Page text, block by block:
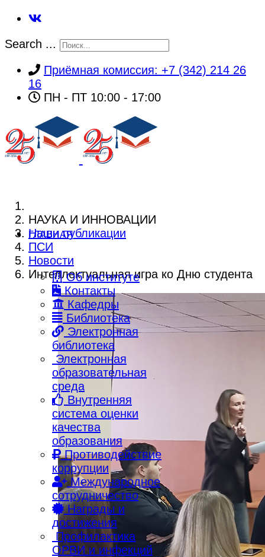
Search ...
Приёмная комиссия: +7 (342) 214 26
16
ПН - ПТ 10:00 - 17:00
ГЛАВНАЯ
Об институте
Контакты
Кафедры
Библиотека
Электронная
библиотека
Электронная
образовательная
среда
Внутренняя
система оценки
качества
образования
Противодействие
коррупции
Международное
сотрудничество
Награды и
достижения
Профилактика
ОРВИ и инфекций
НАУКА И ИННОВАЦИИ
Наши публикации
ПСИ
Новости
Интеллектуальная игра ко Дню студента